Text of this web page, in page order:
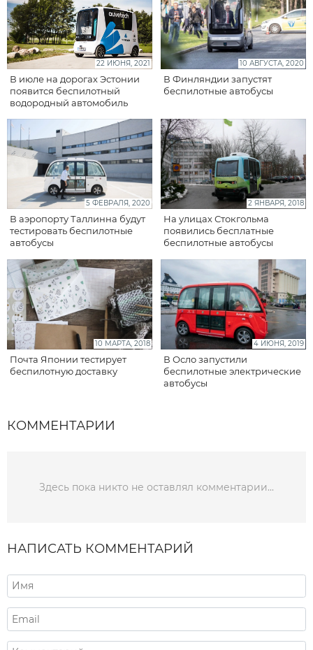
22 ИЮНЯ, 2021
В июле на дорогах Эстонии
появится беспилотный
водородный автомобиль
10 АВГУСТА, 2020
В Финляндии запустят
беспилотные автобусы
5 ФЕВРАЛЯ, 2020
В аэропорту Таллинна будут
тестировать беспилотные
автобусы
2 ЯНВАРЯ, 2018
На улицах Стокгольма
появились бесплатные
беспилотные автобусы
10 МАРТА, 2018
Почта Японии тестирует
беспилотную доставку
4 ИЮНЯ, 2019
В Осло запустили
беспилотные электрические
автобусы
КОММЕНТАРИИ
Здесь пока никто не оставлял комментарии...
НАПИСАТЬ КОММЕНТАРИЙ